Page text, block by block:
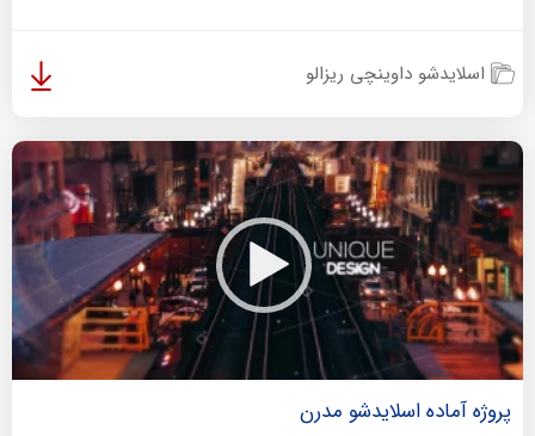
اسلایدشو داوینچی ریزالو
پروژه آماده اسلایدشو مدرن